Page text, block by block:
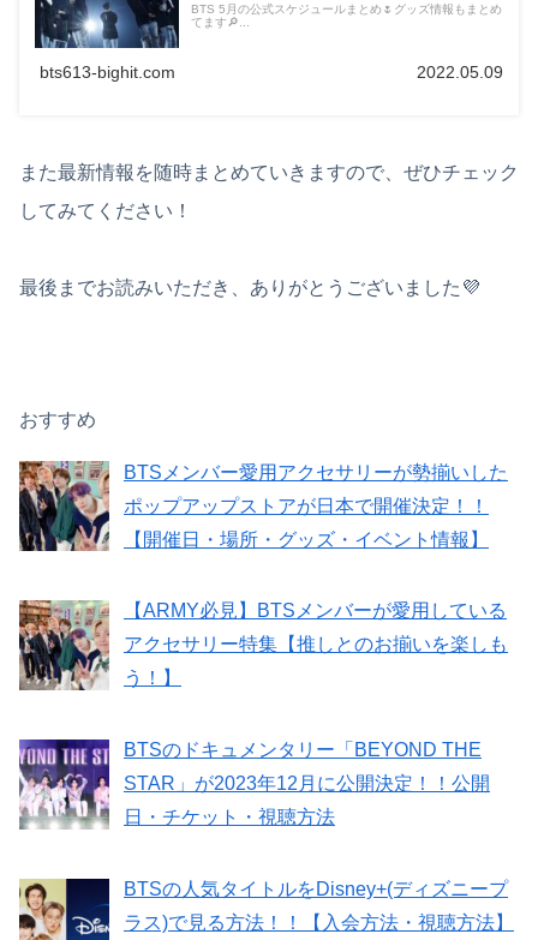
BTS 5月の公式スケジュールまとめ🌷グッズ情報もまとめ
てます🔎...
bts613-bighit.com 2022.05.09
また最新情報を随時まとめていきますので、ぜひチェック
してみてください！
最後までお読みいただき、ありがとうございました💜
おすすめ
BTSメンバー愛用アクセサリーが勢揃いした
ポップアップストアが日本で開催決定！！
【開催日・場所・グッズ・イベント情報】
【ARMY必見】BTSメンバーが愛用している
アクセサリー特集【推しとのお揃いを楽しも
う！】
BTSのドキュメンタリー「BEYOND THE
STAR」が2023年12月に公開決定！！公開
日・チケット・視聴方法
BTSの人気タイトルをDisney+(ディズニープ
ラス)で見る方法！！【入会方法・視聴方法】